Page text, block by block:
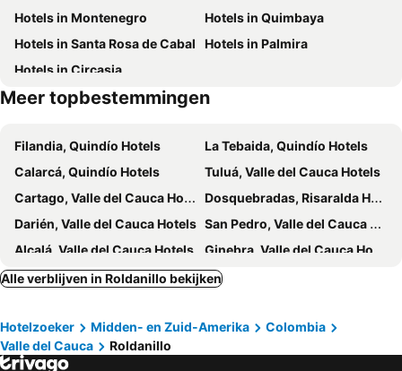
Hotels in Montenegro
Hotels in Quimbaya
Hotels in Santa Rosa de Cabal
Hotels in Palmira
Hotels in Circasia
Meer topbestemmingen
Filandia, Quindío Hotels
La Tebaida, Quindío Hotels
Calarcá, Quindío Hotels
Tuluá, Valle del Cauca Hotels
Cartago, Valle del Cauca Hotels
Dosquebradas, Risaralda Hotels
Darién, Valle del Cauca Hotels San Pedro, Valle del Cauca Hotels
Alcalá, Valle del Cauca Hotels
Ginebra, Valle del Cauca Hotels
Apía, Risaralda Hotels
Chinchiná, Caldas Hotels
Palmira, Valle del Cauca Hotels
Buga, Valle del Cauca Hotels
Buenaventura, Valle del Cauca Hotels
Silvia, Cauca Hotels
Alle verblijven in Roldanillo bekijken
Hotelzoeker Midden- en Zuid-Amerika
Colombia
Valle del Cauca
Roldanillo